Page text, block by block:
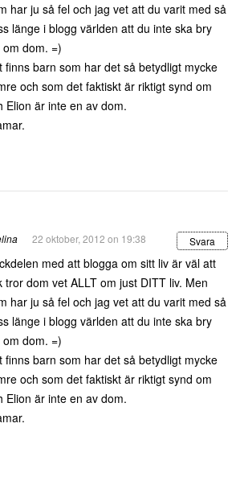
har ju så fel och jag vet att du varit med så
länge i blogg världen att du inte ska bry
om dom. =)
finns barn som har det så betydligt mycke
och som det faktiskt är riktigt synd om
Elion är inte en av dom.
22 oktober, 2012 on 19:38 Svara
med att blogga om sitt liv är väl att
tror dom vet ALLT om just DITT liv. Men
har ju så fel och jag vet att du varit med så
länge i blogg världen att du inte ska bry
om dom. =)
finns barn som har det så betydligt mycke
och som det faktiskt är riktigt synd om
Elion är inte en av dom.